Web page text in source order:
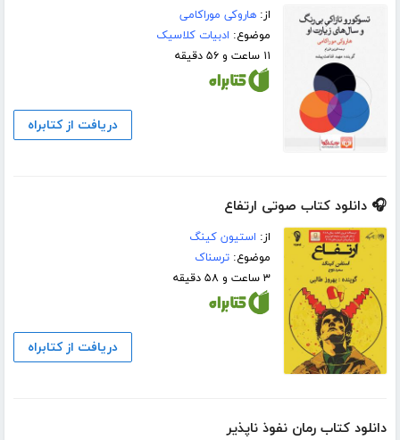
از:هاروکی موراکامی
موضوع: ادبیات کلاسیک
۱۱ ساعت و ۵۶ دقیقه
دریافت از کتابراه
🎧 دانلود کتاب صوتی ارتفاع
از: استیون کینگ
موضوع:ترسناک
۳ ساعت و ۵۸ دقیقه
دریافت از کتابراه
دانلود کتاب رمان نفوذ ناپذیر